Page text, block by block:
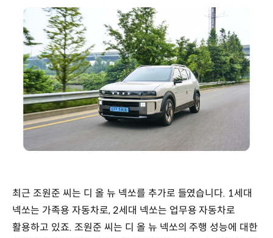
최근 조원준 씨는 디 올 뉴 넥쏘를 추가로 들였습니다. 1세대
넥쏘는 가족용 자동차로, 2세대 넥쏘는 업무용 자동차로
활용하고 있죠. 조원준 씨는 디 올 뉴 넥쏘의 주행 성능에 대한